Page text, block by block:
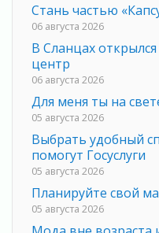
Стань частью
06 августа 2026
В Сланцах
центр
06 августа 2026
Для меня ты на
05 августа 2026
Выбрать удобный
помогут Госуслуги
05 августа 2026
Планируйте свой
05 августа 2026